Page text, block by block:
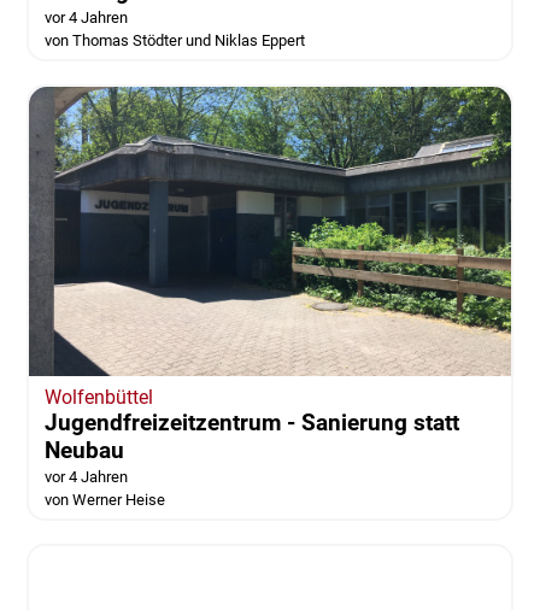
VIDEO Wolfenbüttel
Neue E-Busse für Wolfenbüttel - Diesel soll
vor 4 Jahren
von Thomas Stödter und Niklas Eppert
Wolfenbüttel
Jugendfreizeitzentrum - Sanierung statt